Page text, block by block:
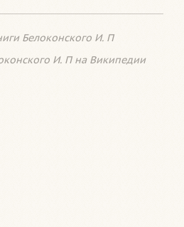
Белоконского И. П
И. П на Википедии